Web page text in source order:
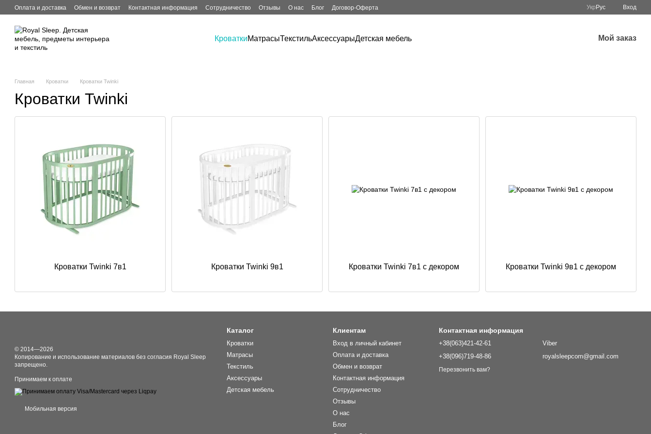
Перейти к основному контенту
Оплата и доставка Обмен и возврат Контактная информация Сотрудничество Отзывы О нас Блог Договор-Оферта Укр Рус Вход
КроваткиМатрасыТекстильАксессуарыДетская мебель Мой заказ
Главная Кроватки Кроватки Twinki
Кроватки Twinki
Кроватки Twinki 7в1 Кроватки Twinki 9в1 Кроватки Twinki 7в1 с декором Кроватки Twinki 9в1 с декором
© 2014—2026
Копирование и использование материалов без согласия Royal Sleep
запрещено.
Принимаем к оплате
Мобильная версия
Каталог
Кроватки
Матрасы
Текстиль
Аксессуары
Детская мебель
Клиентам
Вход в личный кабинет
Оплата и доставка
Обмен и возврат
Контактная информация
Сотрудничество
Отзывы
О нас
Блог
Контактная информация
+38(063)421-42-61
+38(096)719-48-86
Перезвонить вам?
Viber
royalsleepcom@gmail.com